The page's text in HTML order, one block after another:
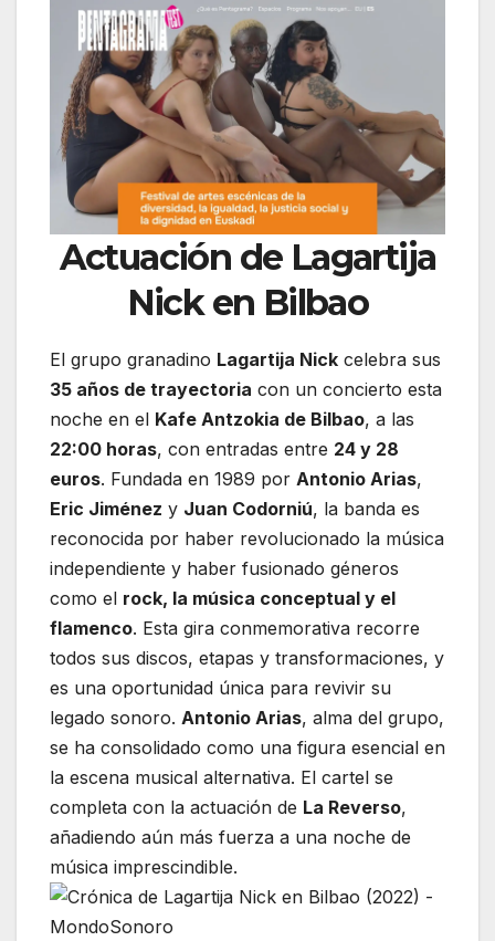
Actuación de Lagartija
Nick en Bilbao
El grupo granadino Lagartija Nick celebra sus
35 años de trayectoria con un concierto esta
noche en el Kafe Antzokia de Bilbao, a las
22:00 horas, con entradas entre 24 y 28
euros. Fundada en 1989 por Antonio Arias,
Eric Jiménez y Juan Codorniú, la banda es
reconocida por haber revolucionado la música
independiente y haber fusionado géneros
como el rock, la música conceptual y el
flamenco. Esta gira conmemorativa recorre
todos sus discos, etapas y transformaciones, y
es una oportunidad única para revivir su
legado sonoro. Antonio Arias, alma del grupo,
se ha consolidado como una figura esencial en
la escena musical alternativa. El cartel se
completa con la actuación de La Reverso,
añadiendo aún más fuerza a una noche de
música imprescindible.